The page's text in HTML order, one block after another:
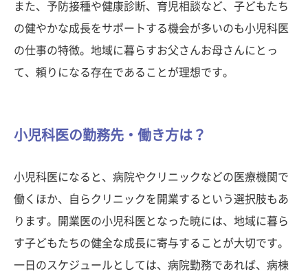
また、予防接種や健康診断、育児相談など、子どもたち
の健やかな成長をサポートする機会が多いのも小児科医
の仕事の特徴。地域に暮らすお父さんお母さんにとっ
て、頼りになる存在であることが理想です。
小児科医の勤務先・働き方は？
小児科医になると、病院やクリニックなどの医療機関で
働くほか、自らクリニックを開業するという選択肢もあ
ります。開業医の小児科医となった暁には、地域に暮ら
す子どもたちの健全な成長に寄与することが大切です。
一日のスケジュールとしては、病院勤務であれば、病棟